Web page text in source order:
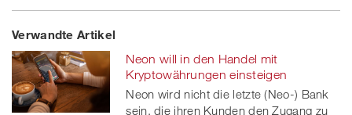
Share
on
Facebook
Twe
on
twitt
Share
linkedin
Share
Xing
Verwandte Artikel
Neon will in den Handel mit
Kryptowährungen einsteigen
Neon wird nicht die letzte (Neo-) Bank
sein, die ihren Kunden den Zugang zu